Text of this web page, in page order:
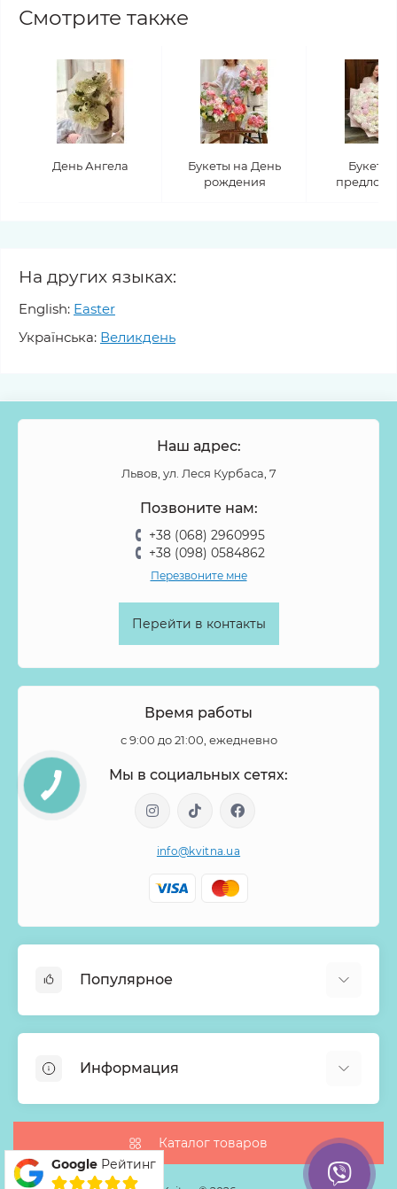
Смотрите также
День Ангела
Букеты на День
рождения
Букеты
На других языках:
English: Easter
Українська: Великдень
Наш адрес:
Львов, ул. Леся Курбаса, 7
Позвоните нам:
+38 (068) 2960995
+38 (098) 0584862
Перезвоните мне
Перейти в контакты
Время работы
с 9:00 до 21:00, ежедневно
Мы в социальных сетях:
info@kvitna.ua
Популярное
Хиты продаж
Букеты из роз
Корзины с цветами
Монобукеты
Информация
Доставка
Каталог товаров
Google Рейтинг